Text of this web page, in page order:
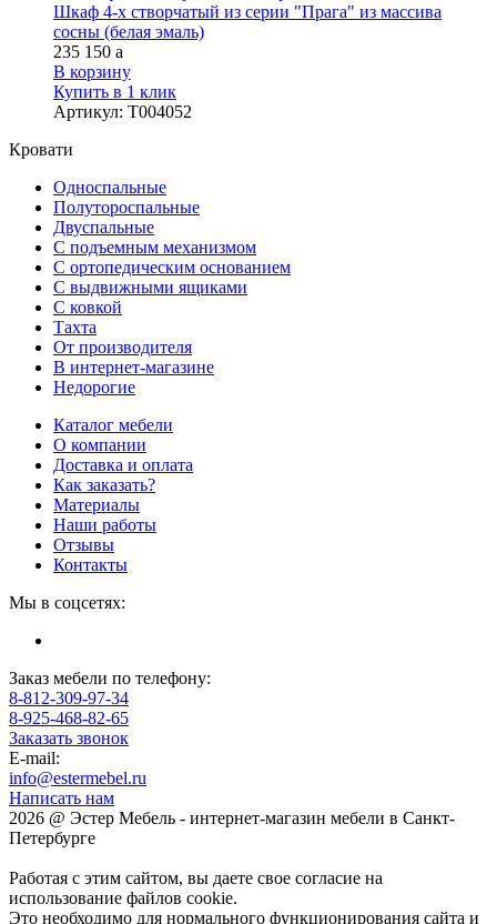
Шкаф 4-х створчатый из серии "Прага" из массива
сосны (белая эмаль)
235 150 a
В корзину
Купить в 1 клик
Артикул: Т004052
Кровати
Односпальные
Полутороспальные
Двуспальные
С подъемным механизмом
С ортопедическим основанием
С выдвижными ящиками
С ковкой
Тахта
От производителя
В интернет-магазине
Недорогие
Каталог мебели
О компании
Доставка и оплата
Как заказать?
Материалы
Наши работы
Отзывы
Контакты
Мы в соцсетях:
Заказ мебели по телефону:
8-812-309-97-34
8-925-468-82-65
Заказать звонок
E-mail:
info@estermebel.ru
Написать нам
2026 @ Эстер Мебель - интернет-магазин мебели в Санкт-
Петербурге
Работая с этим сайтом, вы даете свое согласие на
использование файлов cookie.
Это необходимо для нормального функционирования сайта и